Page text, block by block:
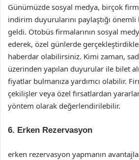
Günümüzde sosyal medya, birçok
indirim duyurularını paylaştığı
geldi. Otobüs firmalarının sosyal
ederek, özel günlerde
haberdar olabilirsiniz. Kimi zaman,
üzerinden yapılan duyurular ile bilet
fiyatlar bulmanıza yardımcı olabilir.
çekilişler veya özel fırsatlardan
yöntem olarak değerlendirilebilir.
6. Erken Rezervasyon
erken rezervasyon yapmanın